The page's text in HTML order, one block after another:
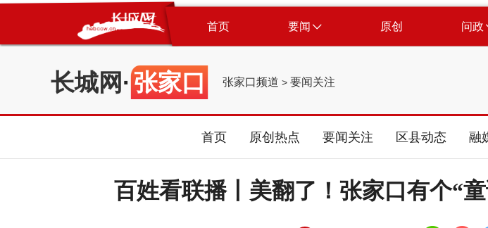
首页 要闻 原创 问政
长城网 ·张家口 张家口频道 > 要闻关注
首页 原创热点 要闻关注 区县动态 融
百姓看联播丨美翻了！张家口有个“